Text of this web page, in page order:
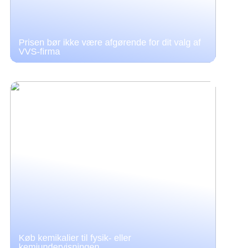
Prisen bør ikke være afgørende for dit valg af
VVS-firma
Køb kemikalier til fysik- eller